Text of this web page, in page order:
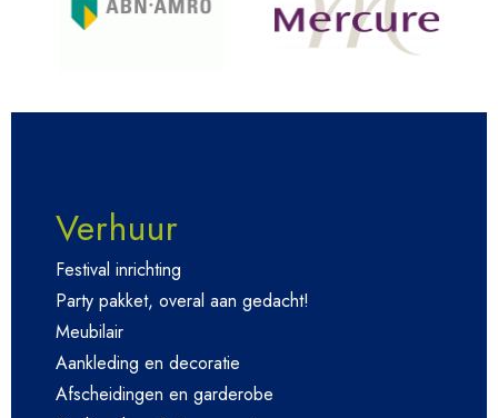
Verhuur
Festival inrichting
Party pakket, overal aan gedacht!
Meubilair
Aankleding en decoratie
Afscheidingen en garderobe